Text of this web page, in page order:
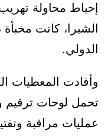
الشيرا، كانت
الدولي.
وأفادت المعطيات
تحمل لوحات ترقيم
عمليات مراقبة